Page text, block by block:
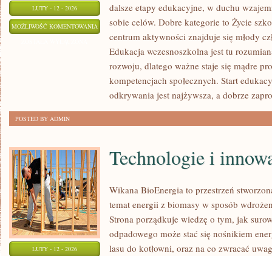
LUTY - 12 - 2026
MOŻLIWOŚĆ KOMENTOWANIA GŁOS
UCZNIÓW
dalsze etapy edukacyjne, w duchu
sobie celów. Dobre kategorie to Życie
centrum aktywności znajduje się młody
Edukacja wczesnoszkolna jest tu
rozwoju, dlatego ważne staje się mądre
kompetencjach społecznych. Start
odkrywania jest najżywsza, a dobrze
POSTED BY ADMIN
LUTY - 12 - 2026
Technologie i
Wikana BioEnergia to przestrzeń
temat energii z biomasy w sposób
Strona porządkuje wiedzę o tym, jak
odpadowego może stać się nośnikiem
lasu do kotłowni, oraz na co zwracać